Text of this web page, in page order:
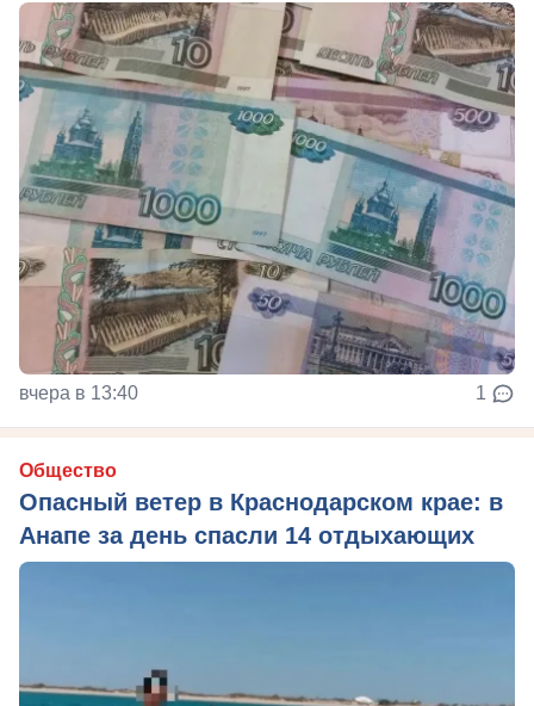
вчера в 13:40 1
Общество
Опасный ветер в Краснодарском крае: в
Анапе за день спасли 14 отдыхающих